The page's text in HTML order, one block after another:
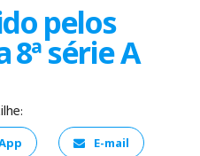
pelos
série A
E-mail